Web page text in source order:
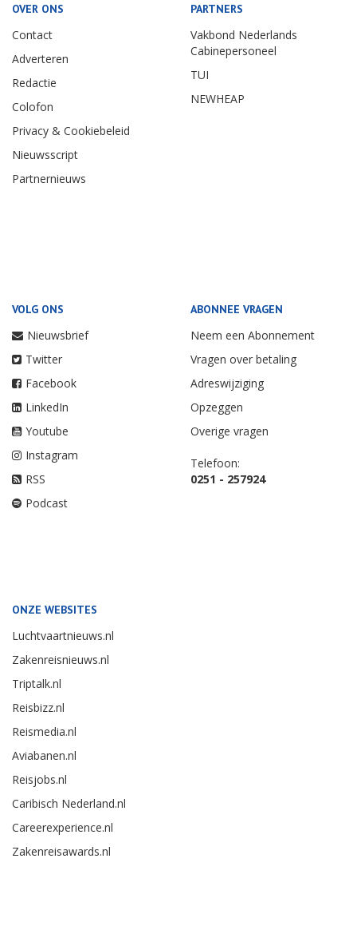
OVER ONS
Contact
Adverteren
Redactie
Colofon
Privacy & Cookiebeleid
Nieuwsscript
Partnernieuws
PARTNERS
Vakbond Nederlands
Cabinepersoneel
TUI
NEWHEAP
VOLG ONS
Nieuwsbrief
Twitter
Facebook
LinkedIn
Youtube
Instagram
RSS
Podcast
ABONNEE VRAGEN
Neem een Abonnement
Vragen over betaling
Adreswijziging
Opzeggen
Overige vragen
Telefoon:
0251 - 257924
ONZE WEBSITES
Luchtvaartnieuws.nl
Zakenreisnieuws.nl
Triptalk.nl
Reisbizz.nl
Reismedia.nl
Aviabanen.nl
Reisjobs.nl
Caribisch Nederland.nl
Careerexperience.nl
Zakenreisawards.nl